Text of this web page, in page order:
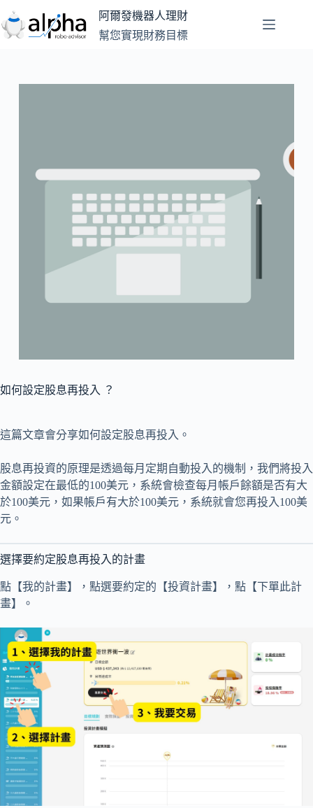
至
主
阿爾發機器人理財
幫您實現財務目標
如何設定股息再投入 ？
這篇文章會分享如何設定股息再投入。
股息再投資的原理是透過每月定期自動投入的機制，我們將投入
金額設定在最低的100美元，系統會檢查每月帳戶餘額是否有大
於100美元，如果帳戶有大於100美元，系統就會您再投入100美
元。
選擇要約定股息再投入的計畫
點【我的計畫】，點選要約定的【投資計畫】，點【下單此計
畫】。